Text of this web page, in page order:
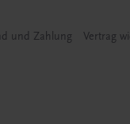
und Zahlung Vertrag